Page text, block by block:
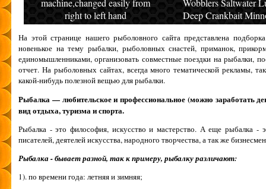
machine,changed easily from
right to left hand
Wobblers Saltwater
Deep Crankbait
На этой странице нашего рыболовного сайта представлена
новенькое на тему рыбалки, рыболовных снастей, приманок,
единомышленниками, организовать совместные поездки на рыбалки,
отчет. На рыболовных сайтах, всегда много тематической рекламы,
какой-нибудь полезной вещью для рыбалки.
Рыбалка — любительское и профессиональное (можно заработать
вид отдыха, туризма и спорта.
Рыбалка - это философия, искусство и мастерство. А еще рыбалка -
писателей, деятелей искусства, народного творчества, а так же
Рыбалка - бывает разной, так к примеру, рыбалку различают:
1). по времени года: летняя и зимняя;